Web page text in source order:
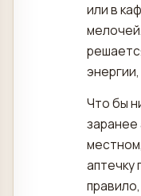
или в
Что бы
заранее
аптечку